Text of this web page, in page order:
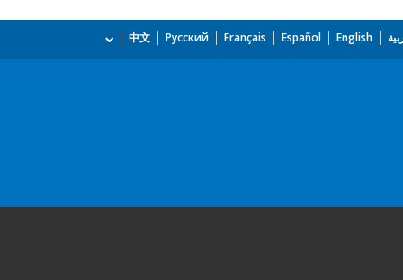
English
Español
Français
Русский
中文